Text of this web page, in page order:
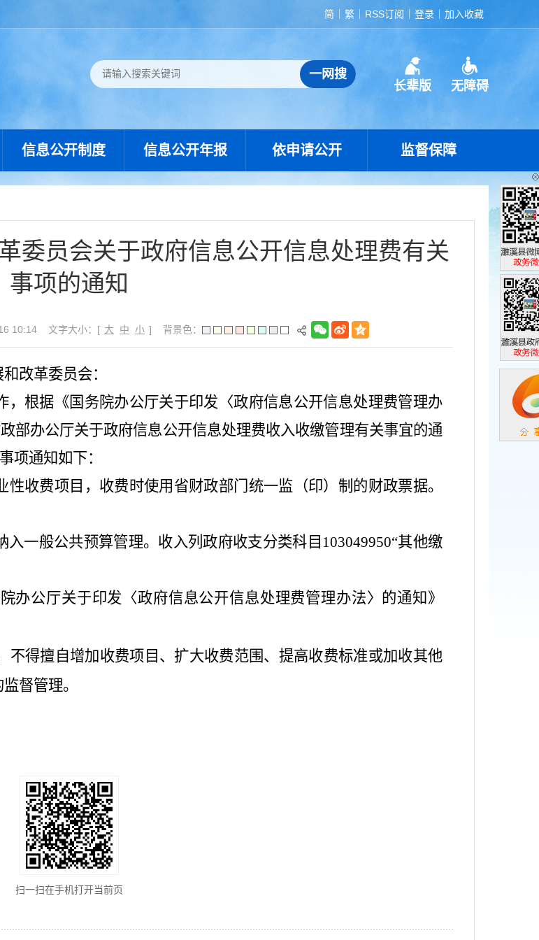
简 繁 RSS订阅 登录 加入收藏
长辈版 无障碍
信息公开制度 信息公开年报 依申请公开 监督保障
委员会关于政府信息公开信息处理费有关
事项的通知
10:14 文字大小：[ 大 中 小 ] 背景色：
改革委员会：
，根据《国务院办公厅关于印发〈政府信息公开信息处理费管理办
部办公厅关于政府信息公开信息处理费收入收缴管理有关事宜的通
项通知如下：
收费项目，收费时使用省财政部门统一监（印）制的财政票据。
一般公共预算管理。收入列政府收支分类科目 103049950“其他缴
办公厅关于印发〈政府信息公开信息处理费管理办法〉的通知》
得擅自增加收费项目、扩大收费范围、提高收费标准或加收其他
督管理。
扫一扫在手机打开当前页
濉溪县政
政务微博
濉溪县政
政务微信